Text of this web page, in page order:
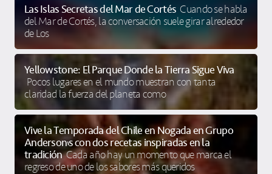
Las Islas Secretas del Mar de Cortés Cuando se habla
del Mar de Cortés, la conversación suele girar alrededor
de Los
Yellowstone: El Parque Donde la Tierra Sigue Viva
Pocos lugares en el mundo muestran con tanta
claridad la fuerza del planeta como
Vive la Temporada del Chile en Nogada en Grupo
Anderson’s con dos recetas inspiradas en la
tradición Cada año hay un momento que marca el
regreso de uno de los sabores más queridos